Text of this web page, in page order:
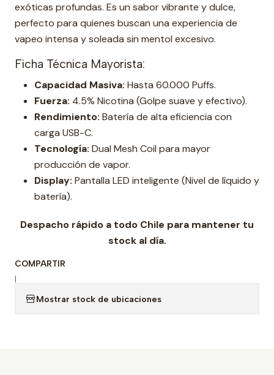
exóticas profundas. Es un sabor vibrante y dulce,
perfecto para quienes buscan una experiencia de
vapeo intensa y soleada sin mentol excesivo.
Ficha Técnica Mayorista:
Capacidad Masiva: Hasta 60.000 Puffs.
Fuerza: 4.5% Nicotina (Golpe suave y efectivo).
Rendimiento: Batería de alta eficiencia con
carga USB-C.
Tecnología: Dual Mesh Coil para mayor
producción de vapor.
Display: Pantalla LED inteligente (Nivel de líquido y
batería).
Despacho rápido a todo Chile para mantener tu
stock al día.
COMPARTIR
|
Mostrar stock de ubicaciones